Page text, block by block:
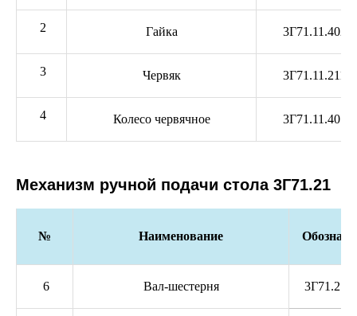
2 Гайка 3Г71.11.402
3 Червяк 3Г71.11.211
4 Колесо червячное 3Г71.11.401
Механизм ручной подачи стола 3Г71.21
№ Наименование
6 Вал-шестерня